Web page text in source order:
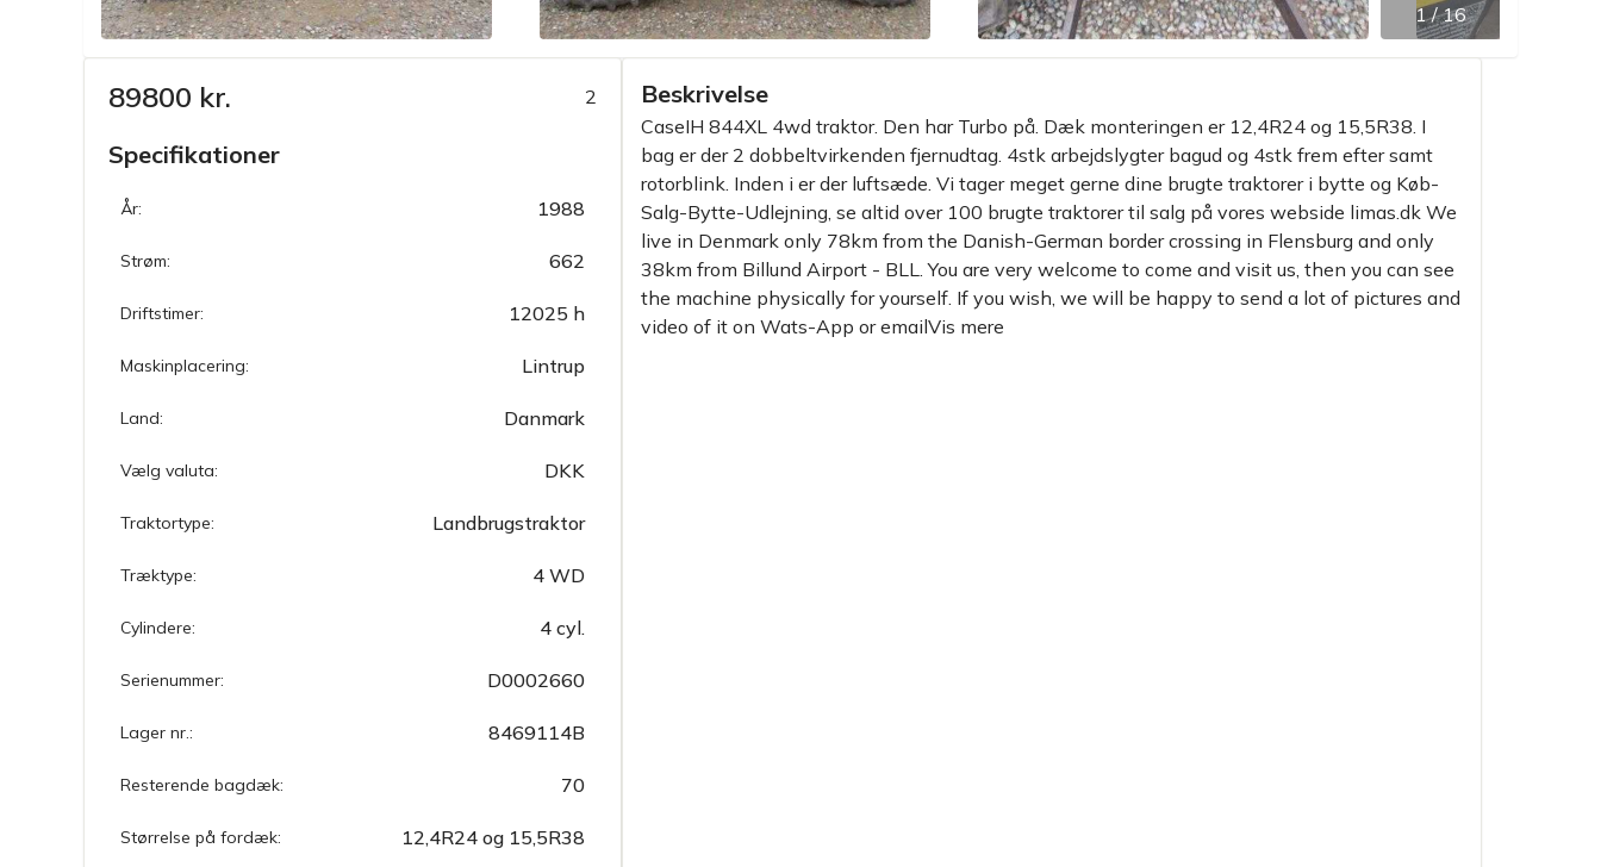
1/16
89800 kr. 2
Specifikationer
År: 1988
Strøm: 662
Driftstimer: 12025 h
Maskinplacering: Lintrup
Land: Danmark
Vælg valuta: DKK
Traktortype: Landbrugstraktor
Træktype: 4 WD
Cylindere: 4 cyl.
Serienummer: D0002660
Lager nr.: 8469114B
Resterende bagdæk: 70
Størrelse på fordæk: 12,4R24 og 15,5R38
Beskrivelse
CaseIH 844XL 4wd traktor. Den har Turbo på. Dæk monteringen er 12,4R24 og 15,5R38. I
bag er der 2 dobbeltvirkenden fjernudtag. 4stk arbejdslygter bagud og 4stk frem efter samt
rotorblink. Inden i er der luftsæde. Vi tager meget gerne dine brugte traktorer i bytte og Køb-
Salg-Bytte-Udlejning, se altid over 100 brugte traktorer til salg på vores webside limas.dk We
live in Denmark only 78km from the Danish-German border crossing in Flensburg and only
38km from Billund Airport - BLL. You are very welcome to come and visit us, then you can see
the machine physically for yourself. If you wish, we will be happy to send a lot of pictures and
video of it on Wats-App or emailVis mere